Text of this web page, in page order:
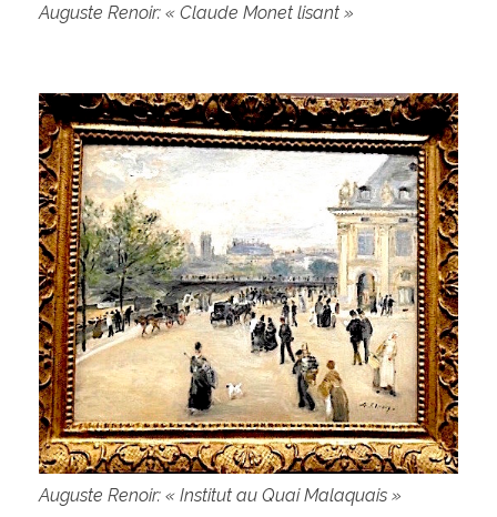
Auguste Renoir: « Claude Monet lisant »
Auguste Renoir: « Institut au Quai Malaquais »